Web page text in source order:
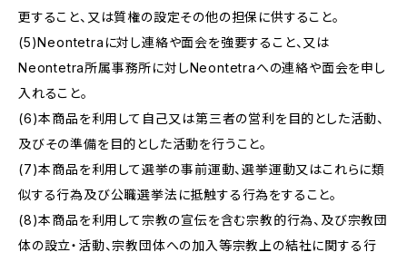
更すること、又は質権の設定その他の担保に供すること。
(5)Neontetraに対し連絡や面会を強要すること、又は
Neontetra所属事務所に対しNeontetraへの連絡や面会を申し
入れること。
(6)本商品を利用して自己又は第三者の営利を目的とした活動、
及びその準備を目的とした活動を行うこと。
(7)本商品を利用して選挙の事前運動、選挙運動又はこれらに類
似する行為及び公職選挙法に抵触する行為をすること。
(8)本商品を利用して宗教の宣伝を含む宗教的行為、及び宗教団
体の設立・活動、宗教団体への加入等宗教上の結社に関する行